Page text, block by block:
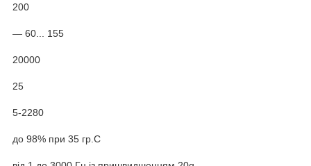
200
— 60... 155
20000
25
5-2280
до 98% при 35 гр.С